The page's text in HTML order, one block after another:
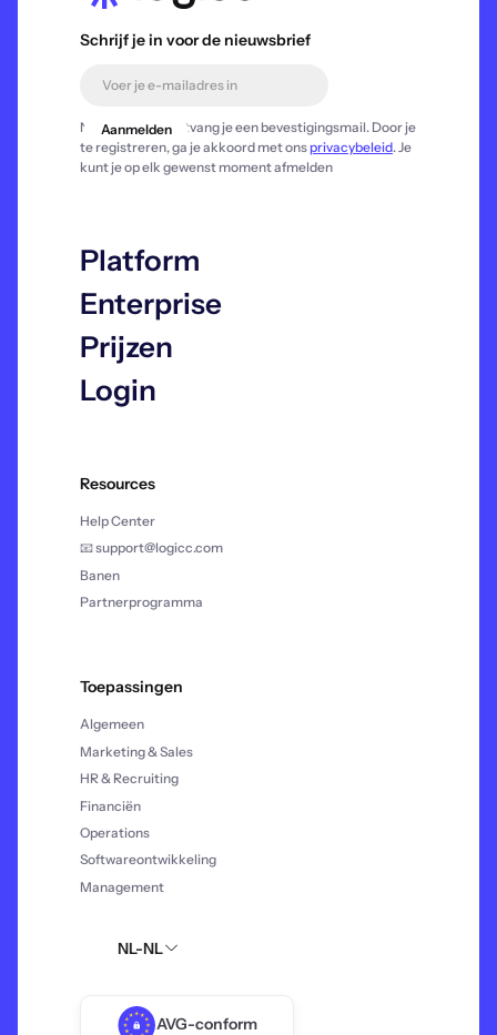
Schrijf je in voor de nieuwsbrief
Na registratie ontvang je een bevestigingsmail. Door je
te registreren, ga je akkoord met onsprivacybeleid. Je
kunt je op elk gewenst moment afmelden
Platform
Enterprise
Prijzen
Login
Resources
Help Center
📧 support@logicc.com
Banen
Partnerprogramma
Toepassingen
Algemeen
Marketing & Sales
HR & Recruiting
Financiën
Operations
Softwareontwikkeling
Management
NL-NL
AVG-conform